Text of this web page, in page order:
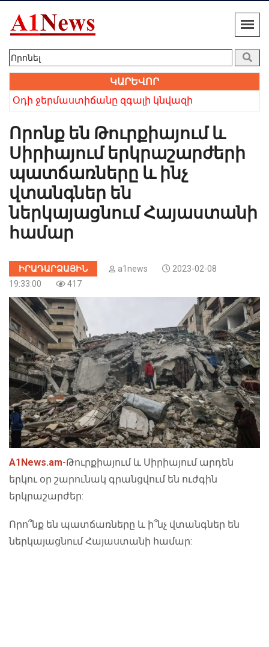
ԿԱՐԵՎՈՐ
Օդի ջերմաստիճանը զգալի կնվազի
Որոնք են Թուրքիայում և
Սիրիայում երկրաշարժերի
պատճառները և ինչ
վտանգներ են
ներկայացնում Հայաստանի
համար
ԻՐԱԴԱՐՁԱՅԻՆ a1news
2023-02-08
19:33:00
417
A1News.am-Թուրքիայում և Սիրիայում արդեն
երկու օր շարունակ գրանցվում են ուժգին
երկրաշարժեր:
Որո՞նք են պատճառները և ի՞նչ վտանգներ են
ներկայացնում Հայաստանի համար: